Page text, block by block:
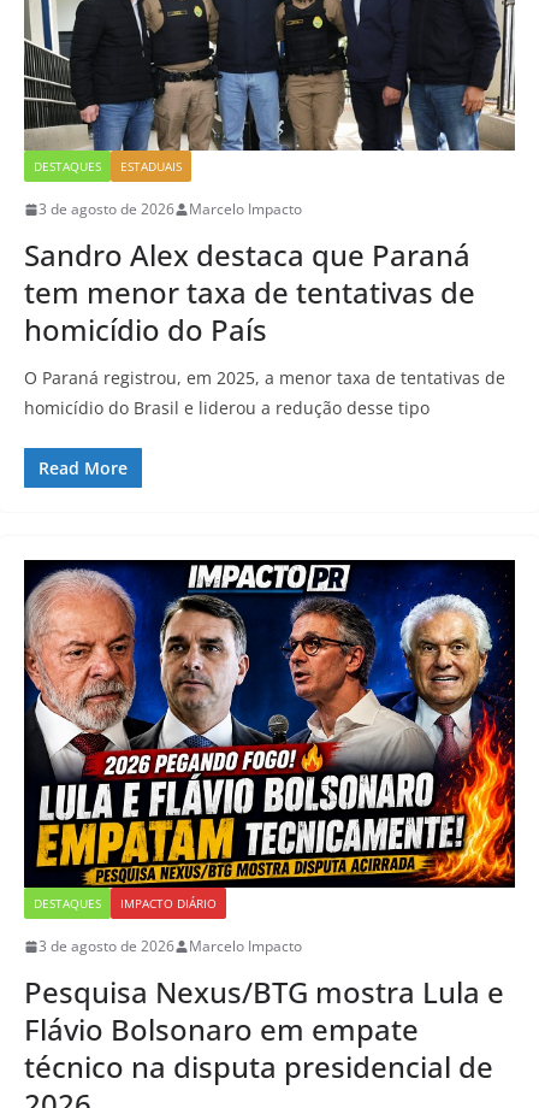
DESTAQUES ESTADUAIS
3 de agosto de 2026 Marcelo Impacto
Sandro Alex destaca que Paraná
tem menor taxa de tentativas de
homicídio do País
O Paraná registrou, em 2025, a menor taxa de tentativas de
homicídio do Brasil e liderou a redução desse tipo
Read More
DESTAQUES IMPACTO DIÁRIO
3 de agosto de 2026 Marcelo Impacto
Pesquisa Nexus/BTG mostra Lula e
Flávio Bolsonaro em empate
técnico na disputa presidencial de